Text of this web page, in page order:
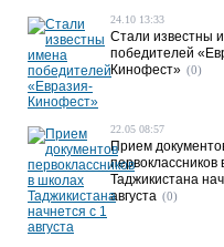
24.10 13:33
Стали известны
победителей
Кинофест» (0)
22.05 08:57
Прием
первоклассников
Таджикистана
августа (0)